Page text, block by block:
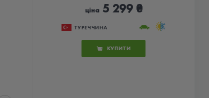
ціна5 299 ₴
ТУРЕЧЧИНА
КУПИТИ